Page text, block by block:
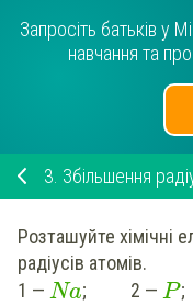
Запросіть батьків у
навчання та
3. Збільшення
Розташуйте хімічні
радіусів атомів.
1 — Na; 2 — P